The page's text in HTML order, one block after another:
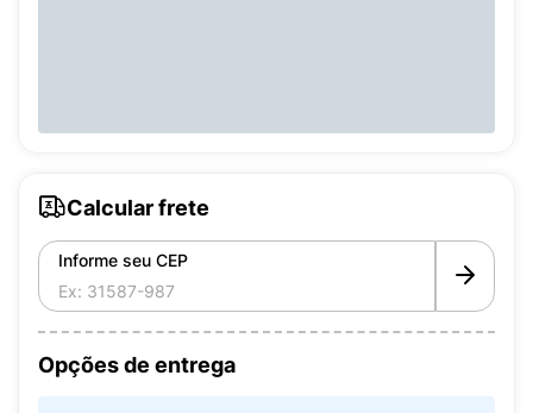
Calcular frete
Informe seu CEP
Opções de entrega